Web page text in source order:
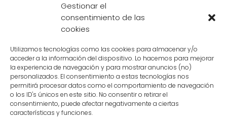
Gestionar el
consentimiento de las
cookies
Utilizamos tecnologías como las cookies para almacenar y/o
acceder a la información del dispositivo. Lo hacemos para mejorar
la experiencia de navegación y para mostrar anuncios (no)
personalizados. El consentimiento a estas tecnologías nos
permitirá procesar datos como el comportamiento de navegación
o los ID's únicos en este sitio. No consentir o retirar el
consentimiento, puede afectar negativamente a ciertas
características y funciones.
respaldadas por los hechos presentados en
Existen teorías o
especulaciones sobre el
futuro de la relación entre
el saiyajin y su novia